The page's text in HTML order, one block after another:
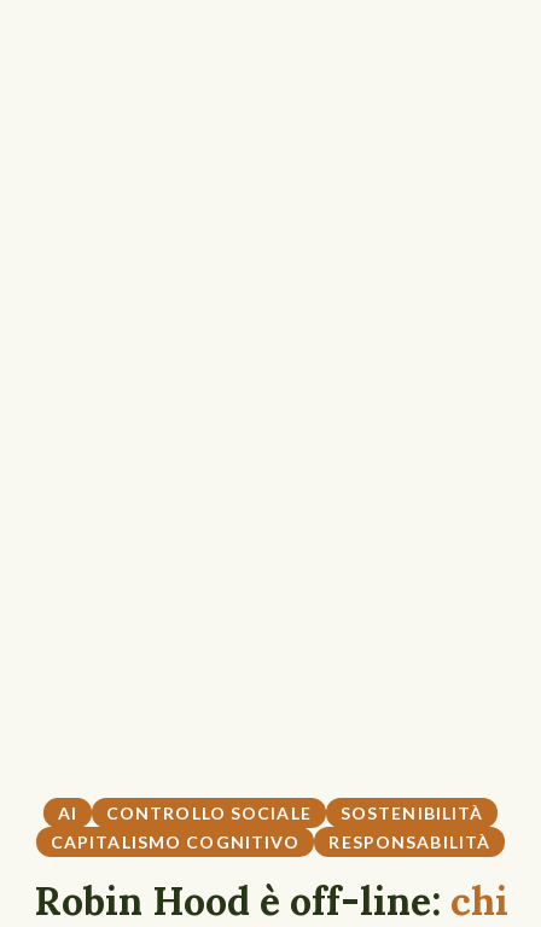
AI CONTROLLO SOCIALE
SOSTENIBILITÀ
CAPITALISMO COGNITIVO
RESPONSABILITÀ
Robin Hood è off-line: chi